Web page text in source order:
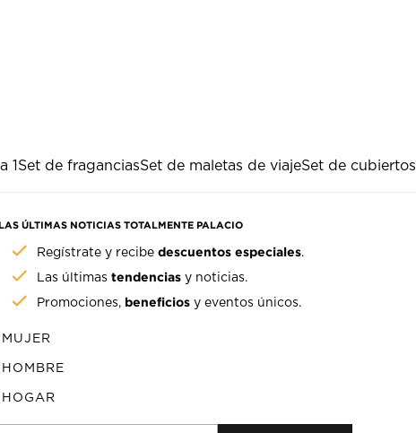
1 Set de fraganciasSet de maletas de viajeSet de cubiertos
ÚLTIMAS NOTICIAS TOTALMENTE PALACIO
Regístrate y recibedescuentos especiales.
Las últimastendencias y noticias.
Promociones, beneficios y eventos únicos.
MUJER
HOMBRE
HOGAR